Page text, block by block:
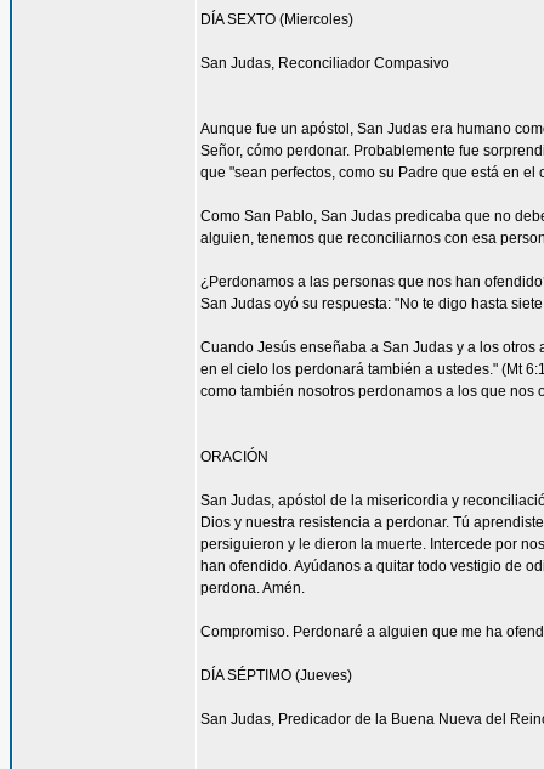
DÍA SEXTO (Miercoles)
San Judas, Reconciliador Compasivo
Aunque fue un apóstol, San Judas era humano
Señor, cómo perdonar. Probablemente fue
que "sean perfectos, como su Padre que está en el
Como San Pablo, San Judas predicaba que no
alguien, tenemos que reconciliarnos con esa
¿Perdonamos a las personas que nos han
San Judas oyó su respuesta: "No te digo hasta
Cuando Jesús enseñaba a San Judas y a los
en el cielo los perdonará también a ustedes." (Mt
como también nosotros perdonamos a los que nos
ORACIÓN
San Judas, apóstol de la misericordia y
Dios y nuestra resistencia a perdonar. Tú
persiguieron y le dieron la muerte. Intercede por
han ofendido. Ayúdanos a quitar todo vestigio de
perdona. Amén.
Compromiso. Perdonaré a alguien que me ha
DÍA SÉPTIMO (Jueves)
San Judas, Predicador de la Buena Nueva del